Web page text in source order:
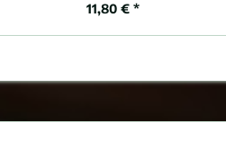
11,80 € *